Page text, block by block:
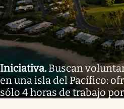
Iniciativa. Buscan
en una isla del Pacífico:
sólo 4 horas de trabajo